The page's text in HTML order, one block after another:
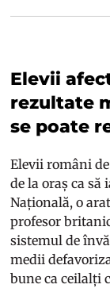
Elevii
rezultate
se poate
Elevii români
de la oraș ca să
Națională, o
profesor
sistemul de
medii
bune ca ceilalți